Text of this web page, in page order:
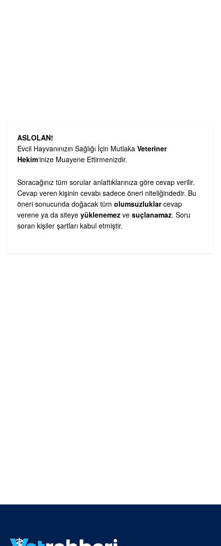
ASLOLAN!
Evcil Hayvanınızın Sağlığı İçin Mutlaka Veteriner
Hekim‘inize Muayene Ettirmenizdir.
Soracağınız tüm sorular anlattıklarınıza göre cevap verilir.
Cevap veren kişinin cevabı sadece öneri niteliğindedir. Bu
öneri sonucunda doğacak tüm olumsuzluklarcevap
verene ya da siteye yüklenemez ve suçlanamaz. Soru
soran kişiler şartları kabul etmiştir.